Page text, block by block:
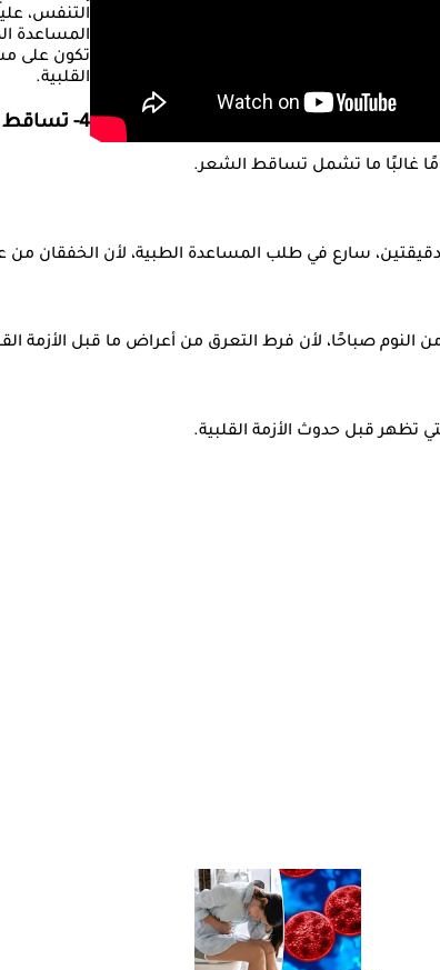
التنفس،
المساعدة
تكون على
القلبية.
4- تساقط الشعر
سارع في طلب المساعدة الطبية، لأن الخفقان من
النوم صباحًا، لأن فرط التعرق من أعراض ما قبل الأزمة
تظهر قبل حدوث الأزمة القلبية.